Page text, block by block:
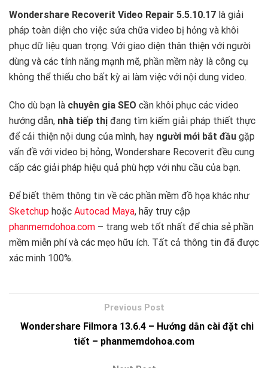
Wondershare Recoverit Video Repair 5.5.10.17 là giải
pháp toàn diện cho việc sửa chữa video bị hỏng và khôi
phục dữ liệu quan trọng. Với giao diện thân thiện với người
dùng và các tính năng mạnh mẽ, phần mềm này là công cụ
không thể thiếu cho bất kỳ ai làm việc với nội dung video.
Cho dù bạn là chuyên gia SEO cần khôi phục các video
hướng dẫn, nhà tiếp thị đang tìm kiếm giải pháp thiết thực
để cải thiện nội dung của mình, hay người mới bắt đầu gặp
vấn đề với video bị hỏng, Wondershare Recoverit đều cung
cấp các giải pháp hiệu quả phù hợp với nhu cầu của bạn.
Để biết thêm thông tin về các phần mềm đồ họa khác như
Sketchup hoặc Autocad Maya, hãy truy cập
phanmemdohoa.com – trang web tốt nhất để chia sẻ phần
mềm miễn phí và các mẹo hữu ích. Tất cả thông tin đã được
xác minh 100%.
Wondershare Filmora 13.6.4 – Hướng dẫn cài đặt chi
tiết – phanmemdohoa.com